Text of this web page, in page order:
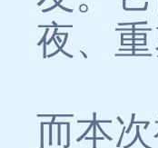
夜、
而本